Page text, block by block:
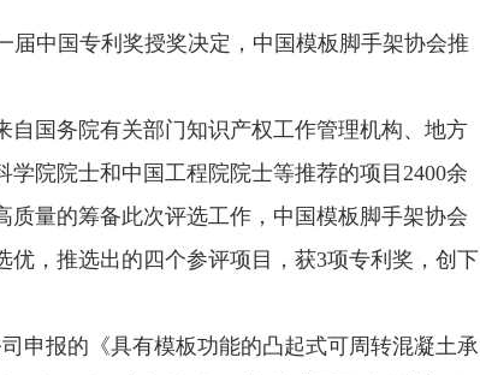
届中国专利奖授奖决定，中国模板脚手架协会推
国务院有关部门知识产权工作管理机构、地方
院院士和中国工程院院士等推荐的项目2400余
量的筹备此次评选工作，中国模板脚手架协会
，推选出的四个参评项目，获3项专利奖，创下
申报的《具有模板功能的凸起式可周转混凝土承